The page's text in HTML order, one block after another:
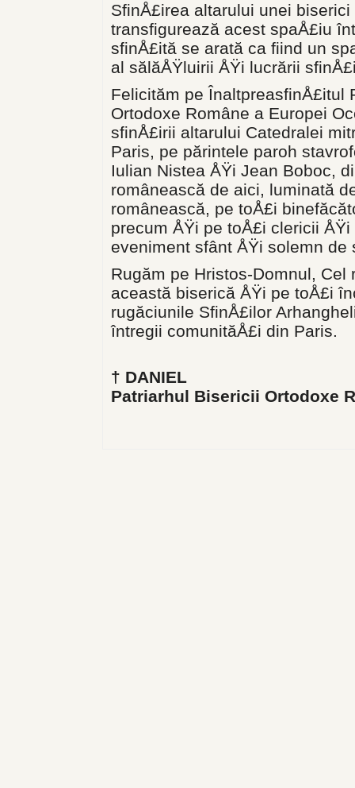
SfinÅ£irea altarului unei
transfigurează acest spaÅ£iu
sfinÅ£ită se arată ca fiind un
al sălăÅŸluirii ÅŸi lucrării
Felicităm pe ÎnaltpreasfinÅ£itul
Ortodoxe Române a Europei
sfinÅ£irii altarului Catedralei
Paris, pe părintele paroh
Iulian Nistea ÅŸi Jean Boboc,
românească de aici, luminată
românească, pe toÅ£i
precum ÅŸi pe toÅ£i clericii
eveniment sfânt ÅŸi solemn
Rugăm pe Hristos-Domnul,
această biserică ÅŸi pe toÅ£i
rugăciunile SfinÅ£ilor
întregii comunităÅ£i din Paris.
† DANIEL
Patriarhul Bisericii Ortodoxe